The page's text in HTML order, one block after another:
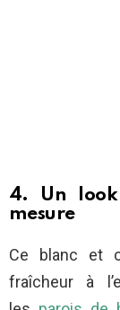
4. Un
mesure
Ce blanc et
fraîcheur à